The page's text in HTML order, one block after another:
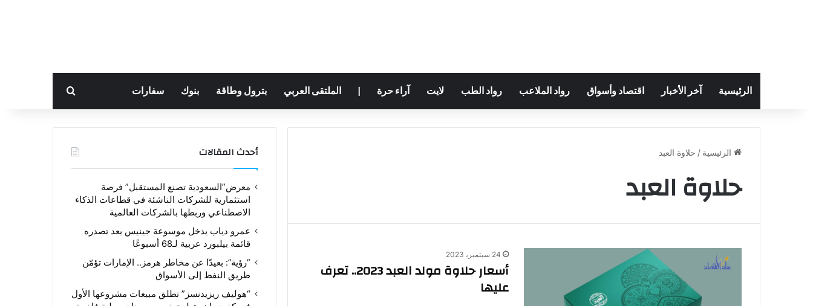
الرئيسية آخر الأخبار اقتصاد وأسواق رواد الملاعب رواد الطب لايت آراء حرة الملتقى العربي بترول وطاقة بنوك سفارات بحث عن
الرئيسية / حلاوة العبد
حلاوة العبد
24 سبتمبر، 2023
أسعار حلاوة مولد العبد 2023.. تعرف
عليها
أحدث المقالات
معرض”السعودية تصنع المستقبل” فرصة
استثمارية للشركات الناشئة في قطاعات الذكاء
الاصطناعي وربطها بالشركات العالمية
عمرو دياب يدخل موسوعة جينيس بعد تصدره
قائمة بيلبورد عربية لـ68 أسبوعًا
“رؤية”: بعيدًا عن مخاطر هرمز.. الإمارات تؤمّن
طريق النفط إلى الأسواق
“هوليف ريزيدنسز” تطلق مبيعات مشروعها الأول